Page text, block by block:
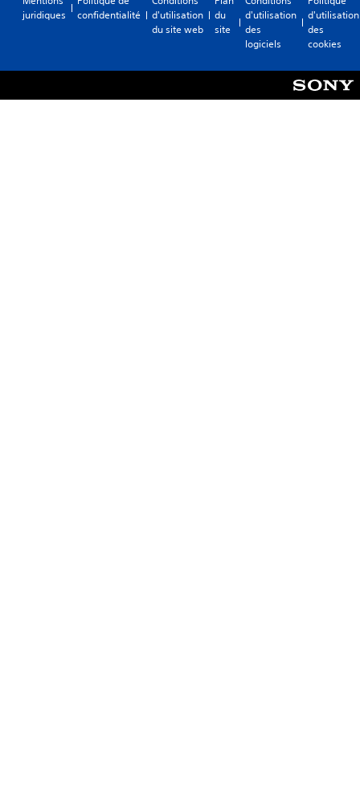
juridiques
confidentialité
d'utilisation
du site web
du
site
d'utilisation
des
logiciels
d'utilisation
des
cookies